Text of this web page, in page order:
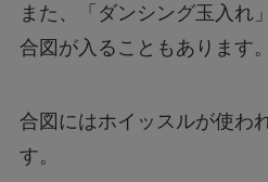
また、「ダンシング玉入れ
合図が入ることもあります。
合図にはホイッスルが使わ
す。